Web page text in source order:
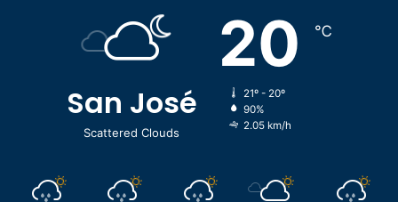
San José
Scattered Clouds
20 ℃
21º - 20º
90%
2.05 km/h